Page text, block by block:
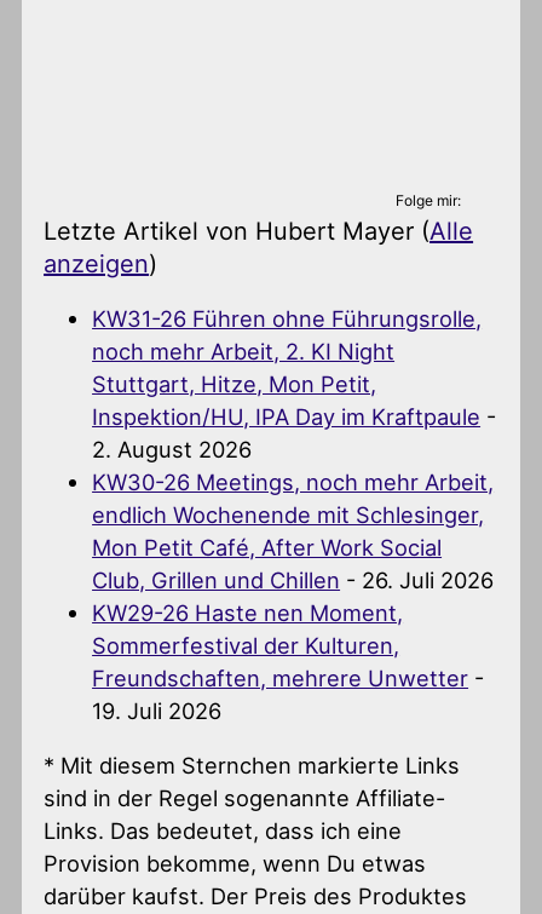
Folge mir:
Letzte Artikel von Hubert Mayer (Alle
anzeigen)
KW31-26 Führen ohne Führungsrolle,
noch mehr Arbeit, 2. KI Night
Stuttgart, Hitze, Mon Petit,
Inspektion/HU, IPA Day im Kraftpaule -
2. August 2026
KW30-26 Meetings, noch mehr Arbeit,
endlich Wochenende mit Schlesinger,
Mon Petit Café, After Work Social
Club, Grillen und Chillen - 26. Juli 2026
KW29-26 Haste nen Moment,
Sommerfestival der Kulturen,
Freundschaften, mehrere Unwetter -
19. Juli 2026
* Mit diesem Sternchen markierte Links
sind in der Regel sogenannte Affiliate-
Links. Das bedeutet, dass ich eine
Provision bekomme, wenn Du etwas
darüber kaufst. Der Preis des Produktes